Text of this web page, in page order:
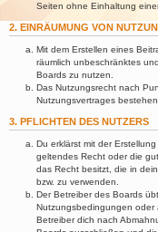
Seiten ohne Einhaltung
2. EINRÄUMUNG VON
Mit dem Erstellen eines
räumlich unbeschränktes
Boards zu nutzen.
Das Nutzungsrecht nach
Nutzungsvertrages bestehen.
3. PFLICHTEN DES NUTZERS
Du erklärst mit der
geltendes Recht oder die
das Recht besitzt, die in
bzw. zu verwenden.
Der Betreiber des Boards
Nutzungsbedingungen oder
Betreiber dich nach